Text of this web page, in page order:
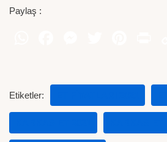
Paylaş :
Etiketler: